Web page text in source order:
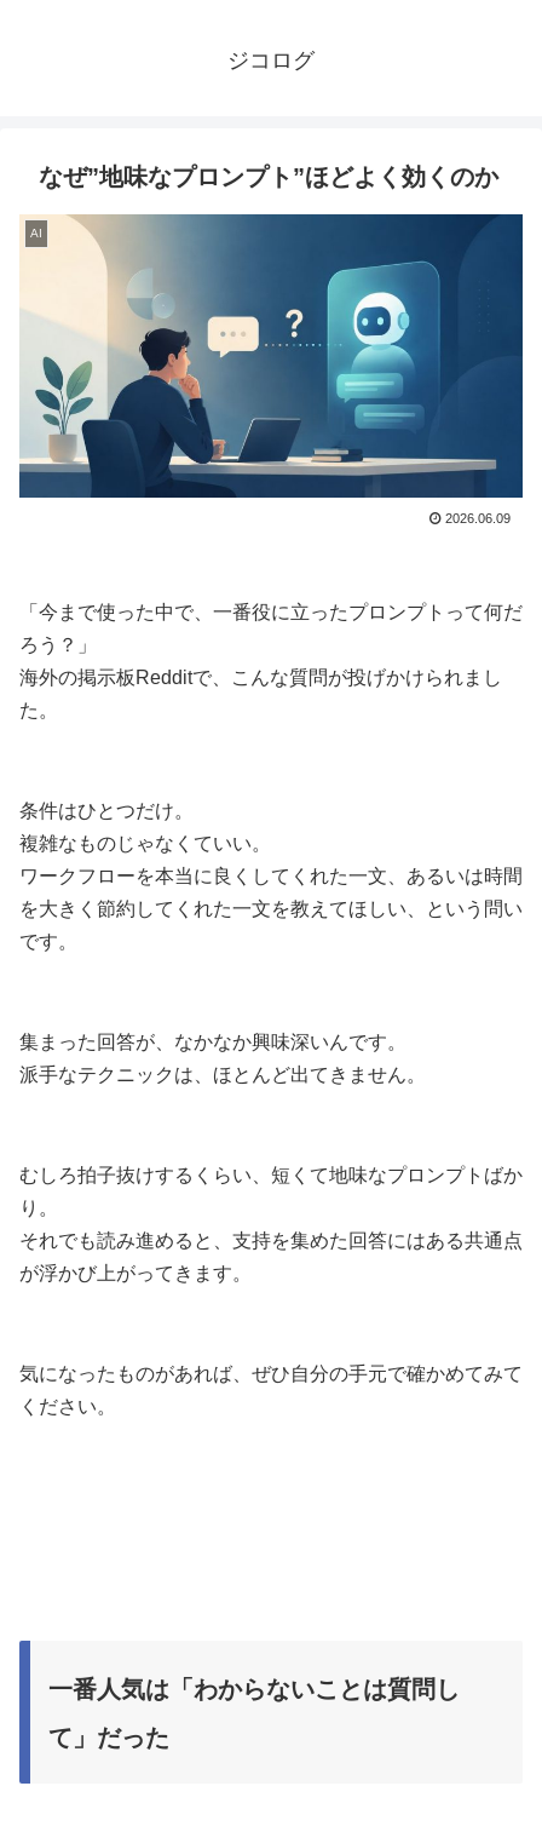
ジコログ
なぜ”地味なプロンプト”ほどよく効くのか
AI
2026.06.09
「今まで使った中で、一番役に立ったプロンプトって何だ
ろう？」
海外の掲示板Redditで、こんな質問が投げかけられまし
た。
条件はひとつだけ。
複雑なものじゃなくていい。
ワークフローを本当に良くしてくれた一文、あるいは時間
を大きく節約してくれた一文を教えてほしい、という問い
です。
集まった回答が、なかなか興味深いんです。
派手なテクニックは、ほとんど出てきません。
むしろ拍子抜けするくらい、短くて地味なプロンプトばか
り。
それでも読み進めると、支持を集めた回答にはある共通点
が浮かび上がってきます。
気になったものがあれば、ぜひ自分の手元で確かめてみて
ください。
一番人気は「わからないことは質問し
て」だった